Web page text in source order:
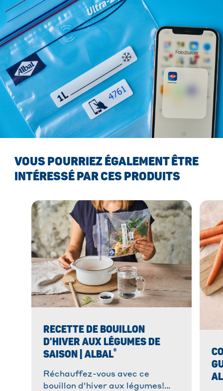
VOUS POURRIEZ ÉGALEMENT ÊTRE
INTÉRESSÉ PAR CES PRODUITS
RECETTE DE BOUILLON
D'HIVER AUX LÉGUMES DE
SAISON | ALBAL®
Réchauffez-vous avec ce
bouillon d'hiver aux légumes!